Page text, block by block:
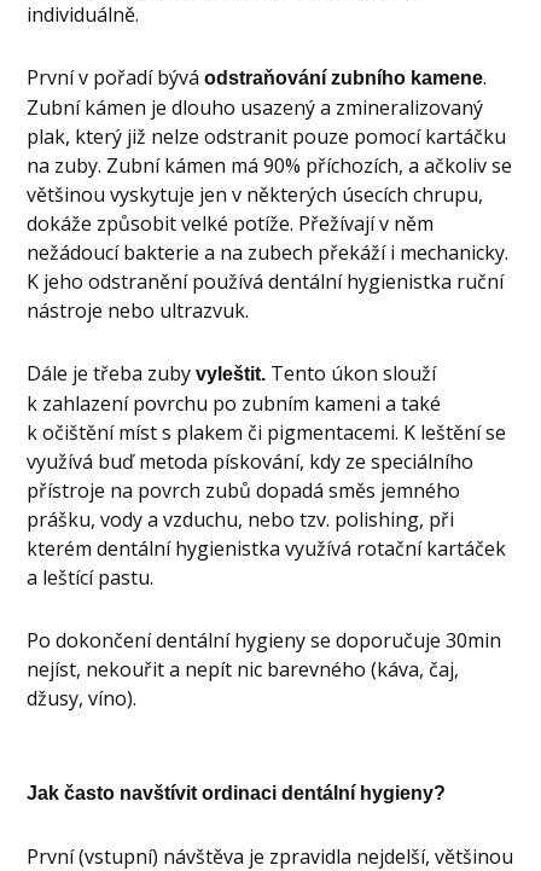
individuálně.
První v pořadí býváodstraňování zubního kamene.
Zubní kámen je dlouho usazený a zmineralizovaný
plak, který již nelze odstranit pouze pomocí kartáčku
na zuby. Zubní kámen má 90% příchozích, a ačkoliv se
většinou vyskytuje jen v některých úsecích chrupu,
dokáže způsobit velké potíže. Přežívají v něm
nežádoucí bakterie a na zubech překáží i mechanicky.
K jeho odstranění používá dentální hygienistka ruční
nástroje nebo ultrazvuk.
Dále je třeba zubyvyleštit. Tento úkon slouží
k zahlazení povrchu po zubním kameni a také
k očištění míst s plakem či pigmentacemi. K leštění se
využívá buď metoda pískování, kdy ze speciálního
přístroje na povrch zubů dopadá směs jemného
prášku, vody a vzduchu, nebo tzv. polishing, při
kterém dentální hygienistka využívá rotační kartáček
a leštící pastu.
Po dokončení dentální hygieny se doporučuje 30min
nejíst, nekouřit a nepít nic barevného (káva, čaj,
džusy, víno).
Jak často navštívit ordinaci dentální hygieny?
První (vstupní) návštěva je zpravidla nejdelší, většinou